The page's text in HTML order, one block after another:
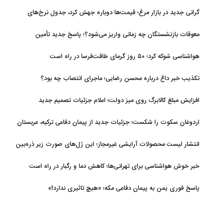
گرانی جدید در بازار مرغ؛ قیمت‌ها دوباره جهش کرد، جدول نرخ‌های
معوقات بازنشستگان چه زمانی واریز می‌شود؟؛ پاسخ جدید تأمین
هواشناسی شوکه کرد؛ ۵۰ روز گرمای طاقت‌فرسا در راه است
تکذیب خبر داغ درباره محسن رضایی؛ ماجرای انتصاب چه بود؟
افزایش مبلغ کالابرگ روی میز دولت؛ اعلام جزئیات تصمیم جدید
اردوغان سکوت را شکست؛ جزئیات جدید از پیمان دفاعی ترکیه، عربستان
انتشار لیست محصولات آرایشی غیرمجاز؛ این ژل‌های صورت زیر ذره‌بین
خبر خوش هواشناسی برای تهرانی‌ها؛ کاهش دما و رگبار در راه است
پاسخ فوری یمن به پیمان دفاعی مکه؛ «هیچ تاثیری ندارد!»